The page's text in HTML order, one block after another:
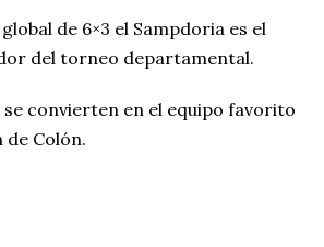
de 6×3 el Sampdoria es el
del torneo departamental.
se convierten en el equipo favorito
de Colón.